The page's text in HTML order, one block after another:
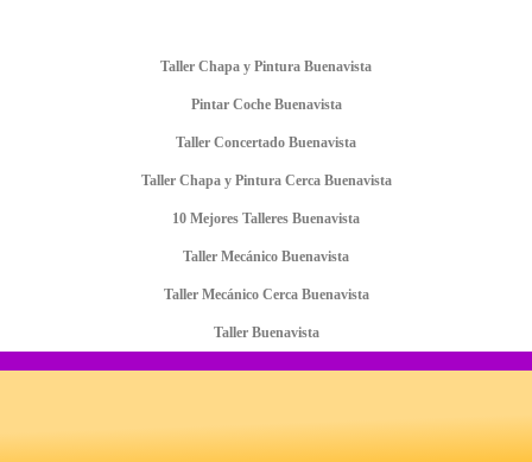
Taller Chapa y Pintura Buenavista
Pintar Coche Buenavista
Taller Concertado Buenavista
Taller Chapa y Pintura Cerca Buenavista
10 Mejores Talleres Buenavista
Taller Mecánico Buenavista
Taller Mecánico Cerca Buenavista
Taller Buenavista